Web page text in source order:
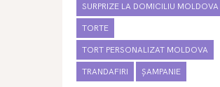
SURPRIZE LA DOMICILIU MOLDOVA
TORTE
TORT PERSONALIZAT MOLDOVA
TRANDAFIRI ȘAMPANIE